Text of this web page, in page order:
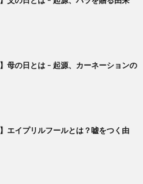
母の日とは – 起源、カーネーションの
エイプリルフールとは？嘘をつく由